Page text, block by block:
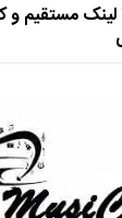
مستقیم و